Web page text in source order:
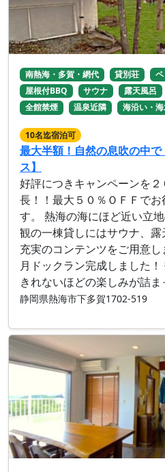
南熱海・多賀・網代 貸別荘
屋根付BBQ
サウナ 露天風呂
全館禁煙
温泉近隣 海沿い・
10名迄宿泊可
最大半額！自然の息吹の中
ス】
好評につきキャンペーンを
長！！最大５０％ＯＦＦで
す。 熱海の海にほど近い立
観の一棟貸しにはサウナ、
充実のコンテンツをご用意
月ドックラン完成しました
きれないほどの楽しみが詰ま
静岡県熱海市下多賀1702-519